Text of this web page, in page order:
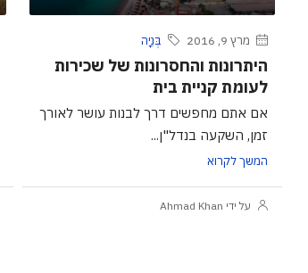
מרץ 9, 2016 בְּנִיָה
היתרונות והחסרונות של שכירות
לעומת קניית בית
אם אתם מחפשים דרך לבנות עושר לאורך
זמן, השקעה בנדל"ן...
המשך לקרוא
על ידי Ahmad Khan